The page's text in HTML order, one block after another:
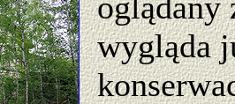
wygląda